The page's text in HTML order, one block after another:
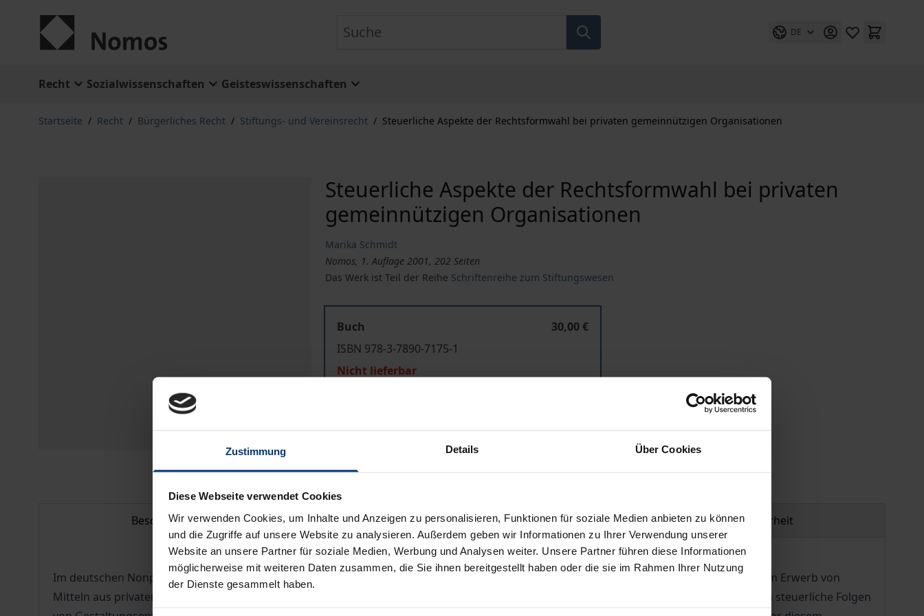
Zustimmung Details Über Cookies
Diese Webseite verwendet Cookies
Wir verwenden Cookies, um Inhalte und Anzeigen zu personalisieren, Funktionen für soziale Medien anbieten zu können
und die Zugriffe auf unsere Website zu analysieren. Außerdem geben wir Informationen zu Ihrer Verwendung unserer
Website an unsere Partner für soziale Medien, Werbung und Analysen weiter. Unsere Partner führen diese Informationen
möglicherweise mit weiteren Daten zusammen, die Sie ihnen bereitgestellt haben oder die sie im Rahmen Ihrer Nutzung
der Dienste gesammelt haben.
DE
Recht Sozialwissenschaften Geisteswissenschaften
Startseite / Recht / Bürgerliches Recht / Stiftungs- und Vereinsrecht / Steuerliche Aspekte der Rechtsformwahl bei privaten gemeinnützigen Organisationen
Steuerliche Aspekte der Rechtsformwahl bei privaten
gemeinnützigen Organisationen
Marika Schmidt
Nomos, 1. Auflage 2001, 202 Seiten
Das Werk ist Teil der Reihe Schriftenreihe zum Stiftungswesen
Buch
30,00 €
ISBN 978-3-7890-7175-1
Nicht lieferbar
Hinweise zu Versandkosten
Beschreibung Bibliografische Angaben Produktsicherheit
Im deutschen Nonprofit-Sektor ist neben einem quantitativen Wachstum eine Abkehr von der Finanzierung aus staatlichen Mitteln hin zum Erwerb von
Mitteln aus privaten Zuwendungen und eigenwirtschaftlichen Tätigkeiten zu verzeichnen. Bei dieser Art der Finanzierung wirken sich auch steuerliche Folgen